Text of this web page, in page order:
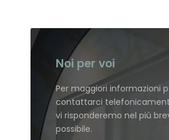
Noi per voi
Per maggiori informazioni
contattarci
vi risponderemo nel più
possibile.